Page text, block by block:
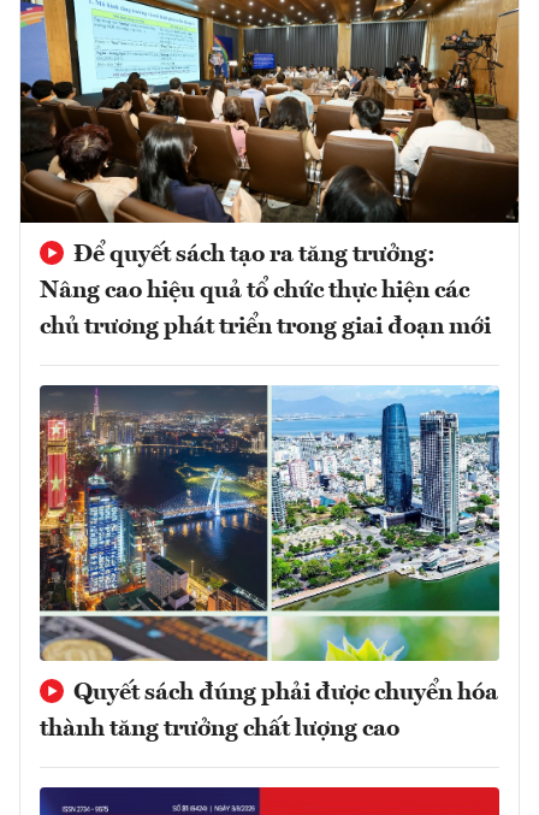
Để quyết sách tạo ra tăng trưởng:
Nâng cao hiệu quả tổ chức thực hiện các
chủ trương phát triển trong giai đoạn mới
Quyết sách đúng phải được chuyển hóa
thành tăng trưởng chất lượng cao